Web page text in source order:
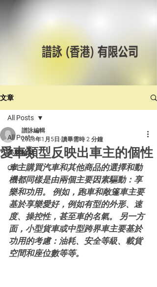
文章
All Posts
美林輪呔
CST
All Posts
愛車類型反映出車主的個性
譜詠編輯
2023年1月5日 讀畢需時 2 分鐘
車主購買汽車和其他商品的選擇和動
機都同樣是由兩個主要因素驅動：享
樂和功用。 例如，跑車和敞篷車主要
基於享樂愛好，例如有型的外形、速
度、操控性，甚至車的名氣。 另一方
面，小型貨車或中型跨界車主要基於
功用的考慮：油耗、安全等級、載貨
空間和座位數等等。